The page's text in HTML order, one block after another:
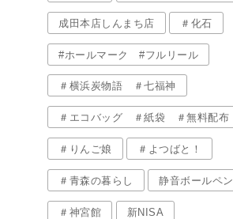
成田本店しんまち店 ＃化石
#ホールマーク #フルリール
＃横浜炭物語 ＃七福神
＃エコバッグ ＃紙袋 ＃無料配布
＃りんご娘 ＃よつばと！
＃青森の暮らし 静音ボールペン
＃神宮館 新NISA